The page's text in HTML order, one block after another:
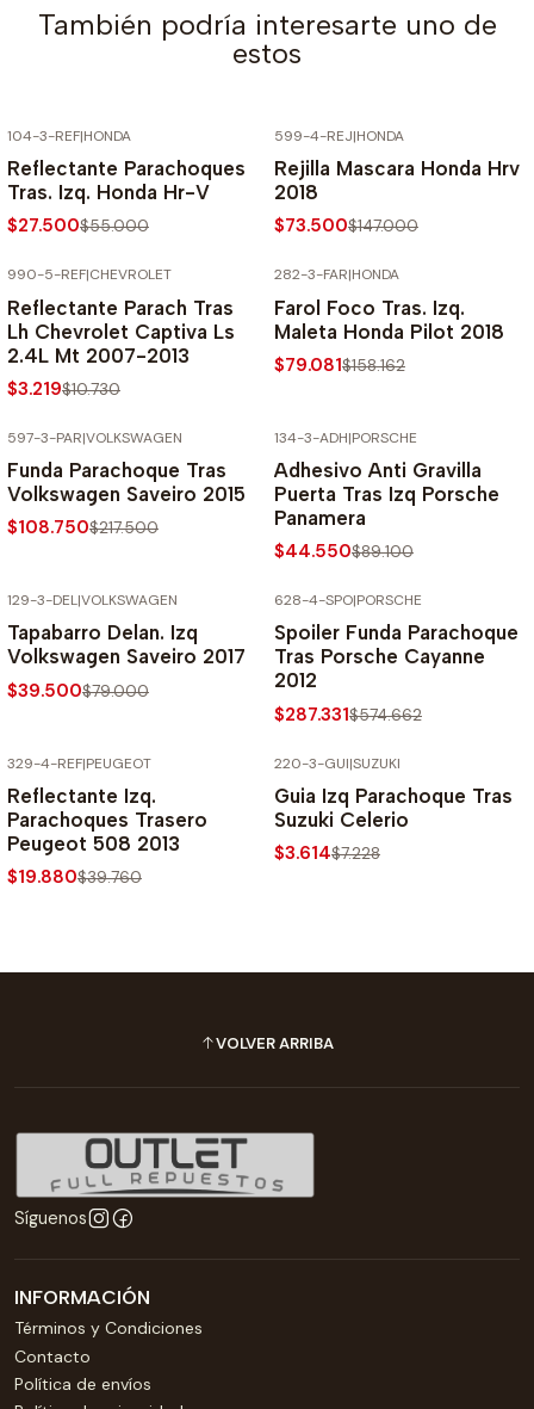
También podría interesarte uno de
estos
104-3-REF|HONDA
Reflectante Parachoques
Tras. Izq. Honda Hr-V
$27.500$55.000
599-4-REJ|HONDA
Rejilla Mascara Honda Hrv
2018
$73.500$147.000
990-5-REF|CHEVROLET
Reflectante Parach Tras
Lh Chevrolet Captiva Ls
2.4L Mt 2007-2013
$3.219$10.730
282-3-FAR|HONDA
Farol Foco Tras. Izq.
Maleta Honda Pilot 2018
$79.081$158.162
597-3-PAR|VOLKSWAGEN
Funda Parachoque Tras
Volkswagen Saveiro 2015
$108.750$217.500
134-3-ADH|PORSCHE
Adhesivo Anti Gravilla
Puerta Tras Izq Porsche
Panamera
$44.550$89.100
129-3-DEL|VOLKSWAGEN
Tapabarro Delan. Izq
Volkswagen Saveiro 2017
$39.500$79.000
628-4-SPO|PORSCHE
Spoiler Funda Parachoque
Tras Porsche Cayanne
2012
$287.331$574.662
329-4-REF|PEUGEOT
Reflectante Izq.
Parachoques Trasero
Peugeot 508 2013
$19.880$39.760
220-3-GUI|SUZUKI
Guia Izq Parachoque Tras
Suzuki Celerio
$3.614$7.228
VOLVER ARRIBA
Síguenos
INFORMACIÓN
Términos y Condiciones
Contacto
Política de envíos